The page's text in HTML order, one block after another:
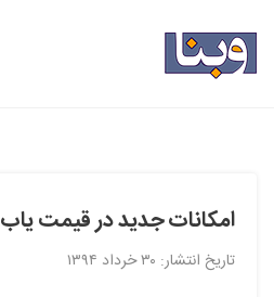
امکانات جدید در قیمت یاب
تاریخ انتشار: ۳۰ خرداد ۱۳۹۴